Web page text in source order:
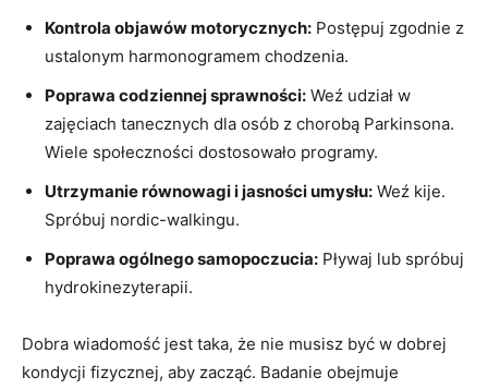
Kontrola objawów motorycznych: Postępuj zgodnie z
ustalonym harmonogramem chodzenia.
Poprawa codziennej sprawności: Weź udział w
zajęciach tanecznych dla osób z chorobą Parkinsona.
Wiele społeczności dostosowało programy.
Utrzymanie równowagi i jasności umysłu: Weź kije.
Spróbuj nordic-walkingu.
Poprawa ogólnego samopoczucia: Pływaj lub spróbuj
hydrokinezyterapii.
Dobra wiadomość jest taka, że ​​nie musisz być w dobrej
kondycji fizycznej, aby zacząć. Badanie obejmuje